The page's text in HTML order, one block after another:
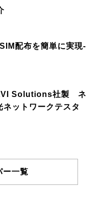
配布を簡単に実現-
Solutions社製 ネ
ットワークテスタ
ー一覧